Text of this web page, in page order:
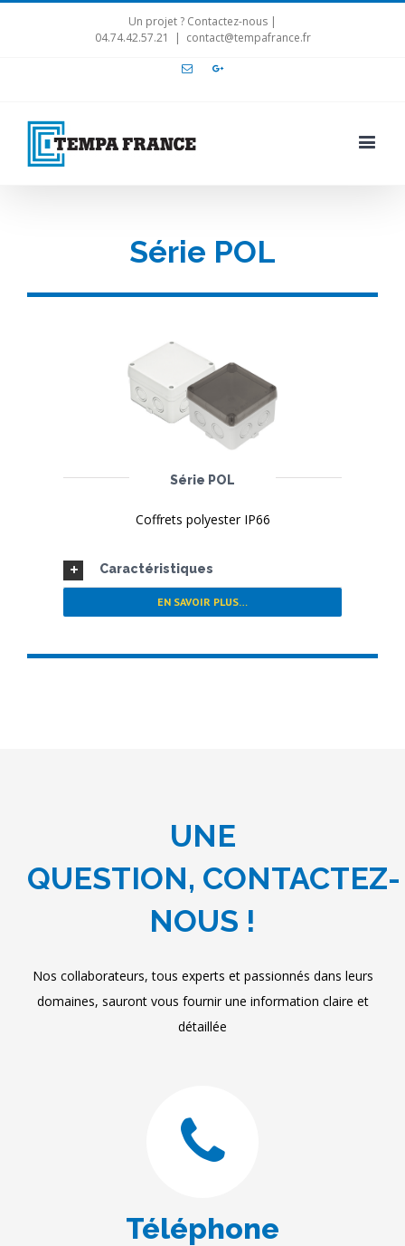
Un projet ? Contactez-nous |
04.74.42.57.21
| contact@tempafrance.fr
Email Google+
Série POL
Série POL
Coffrets polyester IP66
Caractéristiques
EN SAVOIR PLUS…
UNE
QUESTION, CONTACTEZ-
NOUS !
Nos collaborateurs, tous experts et passionnés dans leurs
domaines, sauront vous fournir une information claire et
détaillée
Téléphone